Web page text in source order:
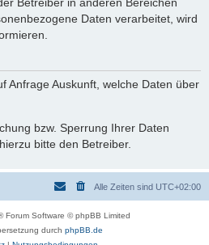
Betreiber in anderen Bereichen
Daten verarbeitet, wird
Anfrage Auskunft, welche Daten über
bzw. Sperrung Ihrer Daten
bitte den Betreiber.
Alle Zeiten sind UTC+02:00
Forum Software © phpBB Limited
durch phpBB.de